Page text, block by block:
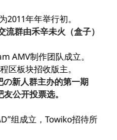
2011年年举行初。
流群由禾辛未火（盒子）
AMV制作团队成立。
区板块招收版主。
の新人群主办的第一期
公开投票选。
组成立，Towiko招待所